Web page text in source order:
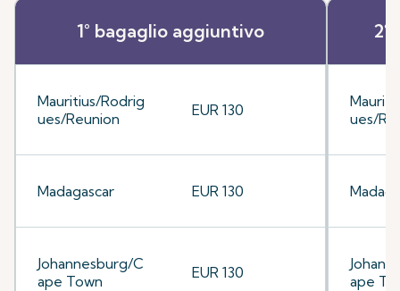
1° bagaglio aggiuntivo
Mauritius/Rodrig
ues/Reunion
EUR 130
Madagascar EUR 130
Johannesburg/C
ape Town
EUR 130
ues/
ape